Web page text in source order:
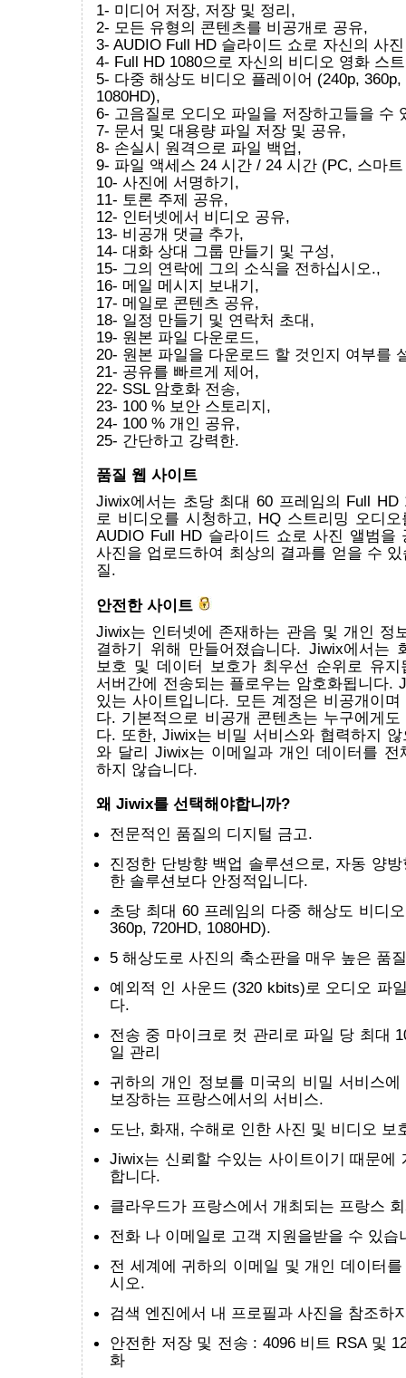
1- 미디어 저장, 저장 및 정리,
2- 모든 유형의 콘텐츠를 비공개로 공유,
3- AUDIO Full HD 슬라이드 쇼로 자신의 사
4- Full HD 1080으로 자신의 비디오 영화 스
5- 다중 해상도 비디오 플레이어 (240p, 360p,
1080HD),
6- 고음질로 오디오 파일을 저장하고들을 수
7- 문서 및 대용량 파일 저장 및 공유,
8- 손실시 원격으로 파일 백업,
9- 파일 액세스 24 시간 / 24 시간 (PC, 스마
10- 사진에 서명하기,
11- 토론 주제 공유,
12- 인터넷에서 비디오 공유,
13- 비공개 댓글 추가,
14- 대화 상대 그룹 만들기 및 구성,
15- 그의 연락에 그의 소식을 전하십시오.,
16- 메일 메시지 보내기,
17- 메일로 콘텐츠 공유,
18- 일정 만들기 및 연락처 초대,
19- 원본 파일 다운로드,
20- 원본 파일을 다운로드 할 것인지 여부를
21- 공유를 빠르게 제어,
22- SSL 암호화 전송,
23- 100 % 보안 스토리지,
24- 100 % 개인 공유,
25- 간단하고 강력한.
품질 웹 사이트
Jiwix에서는 초당 최대 60 프레임의 Full HD
로 비디오를 시청하고, HQ 스트리밍 오디
AUDIO Full HD 슬라이드 쇼로 사진 앨범을
사진을 업로드하여 최상의 결과를 얻을 수
질.
안전한 사이트
Jiwix는 인터넷에 존재하는 관음 및 개인 정
결하기 위해 만들어졌습니다. Jiwix에서는
보호 및 데이터 보호가 최우선 순위로 유지
서버간에 전송되는 플로우는 암호화됩니다.
있는 사이트입니다. 모든 계정은 비공개이
다. 기본적으로 비공개 콘텐츠는 누구에게
다. 또한, Jiwix는 비밀 서비스와 협력하지
와 달리 Jiwix는 이메일과 개인 데이터를 전
하지 않습니다.
왜 Jiwix를 선택해야합니까?
전문적인 품질의 디지털 금고.
진정한 단방향 백업 솔루션으로, 자동 양
한 솔루션보다 안정적입니다.
초당 최대 60 프레임의 다중 해상도 비디
360p, 720HD, 1080HD).
5 해상도로 사진의 축소판을 매우 높은 품
예외적 인 사운드 (320 kbits)로 오디오 파
다.
전송 중 마이크로 컷 관리로 파일 당 최대
일 관리
귀하의 개인 정보를 미국의 비밀 서비스
보장하는 프랑스에서의 서비스.
도난, 화재, 수해로 인한 사진 및 비디오 보
Jiwix는 신뢰할 수있는 사이트이기 때문에
합니다.
클라우드가 프랑스에서 개최되는 프랑스
전화 나 이메일로 고객 지원을받을 수 있습
전 세계에 귀하의 이메일 및 개인 데이터
시오.
검색 엔진에서 내 프로필과 사진을 참조하
안전한 저장 및 전송 : 4096 비트 RSA 및
화